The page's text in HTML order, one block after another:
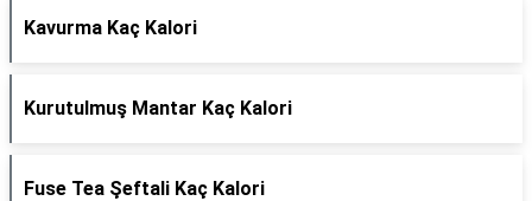
Kavurma Kaç Kalori
Kurutulmuş Mantar Kaç Kalori
Fuse Tea Şeftali Kaç Kalori